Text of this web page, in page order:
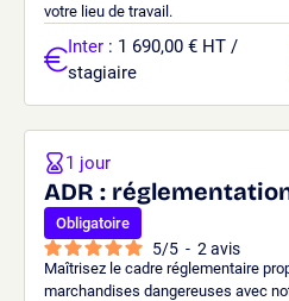
votre lieu de travail.
Inter : 1 690,00 € HT /
stagiaire
ADR : réglementation
Obligatoire
5/5 - 2 avis
Maîtrisez le cadre réglementaire
marchandises dangereuses avec
1 jour